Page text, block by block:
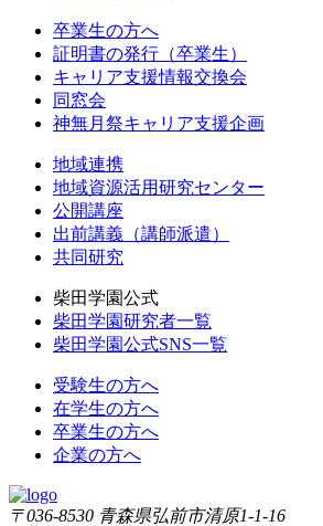
卒業生の方へ
証明書の発行（卒業生）
キャリア支援情報交換会
同窓会
神無月祭キャリア支援企画
地域連携
地域資源活用研究センター
公開講座
出前講義（講師派遣）
共同研究
柴田学園公式
柴田学園研究者一覧
柴田学園公式SNS一覧
受験生の方へ
在学生の方へ
卒業生の方へ
企業の方へ
〒036-8530 青森県弘前市清原1-1-16